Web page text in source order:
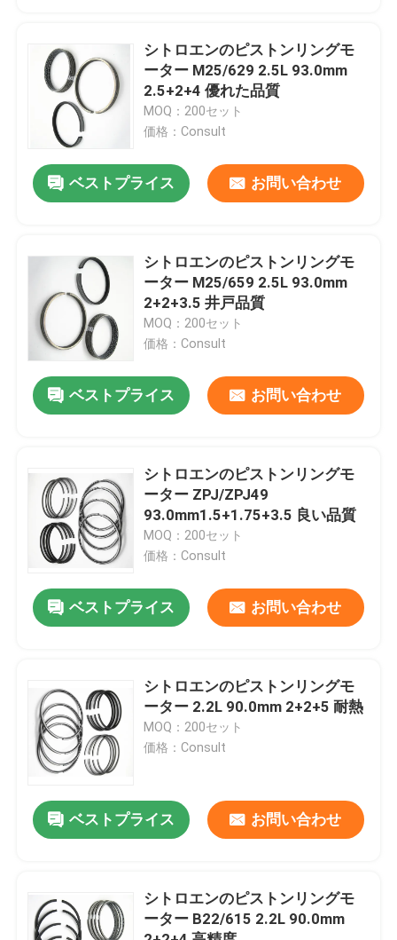
製品
ビデオ
わたしたち に つい て
品質管理
連絡 ください
ニュース
エンジンの主要な軸受け
シトロエンのピストンリングモ
ーター M25/629 2.5L 93.0mm
2.5+2+4 優れた品質
MOQ：200セット
価格：Consult
ベストプライス お問い合わせ
シトロエンのピストンリングモ
ーター M25/659 2.5L 93.0mm
2+2+3.5 井戸品質
MOQ：200セット
価格：Consult
ベストプライス お問い合わせ
シトロエンのピストンリングモ
ーター ZPJ/ZPJ49
93.0mm1.5+1.75+3.5 良い品質
MOQ：200セット
価格：Consult
ベストプライス お問い合わせ
シトロエンのピストンリングモ
ーター 2.2L 90.0mm 2+2+5 耐熱
MOQ：200セット
価格：Consult
ベストプライス お問い合わせ
シトロエンのピストンリングモ
ーター B22/615 2.2L 90.0mm